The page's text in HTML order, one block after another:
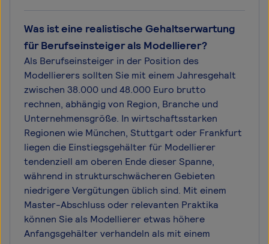
Was ist eine realistische Gehaltserwartung
für Berufseinsteiger als Modellierer?
Als Berufseinsteiger in der Position des
Modellierers sollten Sie mit einem Jahresgehalt
zwischen 38.000 und 48.000 Euro brutto
rechnen, abhängig von Region, Branche und
Unternehmensgröße. In wirtschaftsstarken
Regionen wie München, Stuttgart oder Frankfurt
liegen die Einstiegsgehälter für Modellierer
tendenziell am oberen Ende dieser Spanne,
während in strukturschwächeren Gebieten
niedrigere Vergütungen üblich sind. Mit einem
Master-Abschluss oder relevanten Praktika
können Sie als Modellierer etwas höhere
Anfangsgehälter verhandeln als mit einem